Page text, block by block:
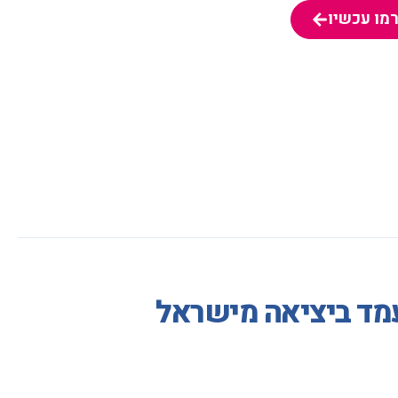
עכשיו
עכשיו
ביציאה מישראל